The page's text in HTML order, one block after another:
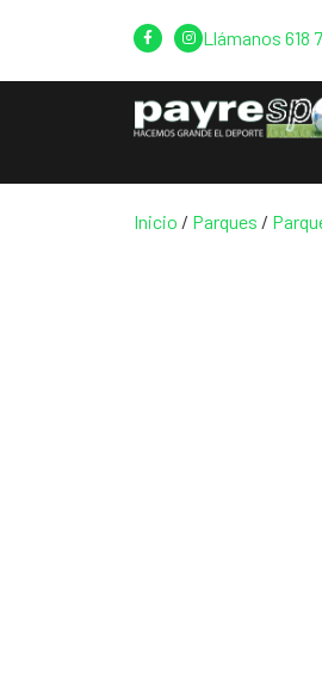
Llámanos 618
Inicio / Parques /